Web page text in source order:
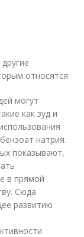
относятся:
могут
как зуд и
натрия.
показывают,
в прямой
Сюда
развитию